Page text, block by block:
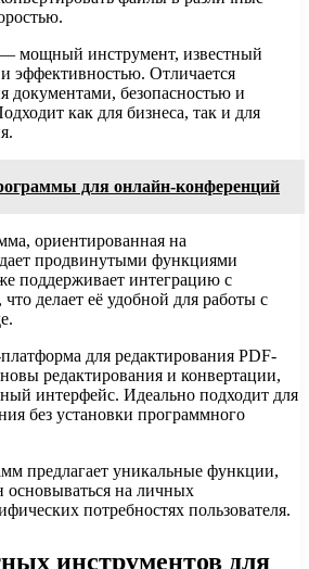
мощный инструмент, известный
эффективностью. Отличается
документами, безопасностью и
как для бизнеса, так и для
для онлайн-конференций
ориентированная на
продвинутыми функциями
поддерживает интеграцию с
делает её удобной для работы с
для редактирования PDF-
редактирования и конвертации,
интерфейс. Идеально подходит для
без установки программного
предлагает уникальные функции,
на личных
потребностях пользователя.
инструментов для